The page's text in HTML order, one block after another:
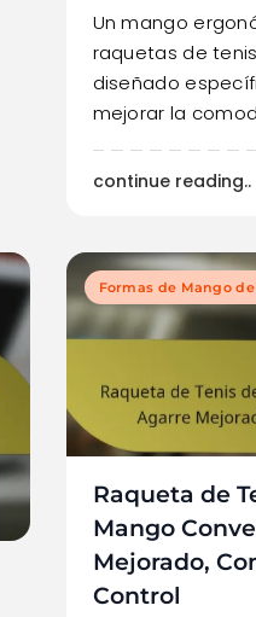
Un mango
raquetas de
diseñado
mejorar la
continue reading..
Formas de Mango
Raqueta de
Mango
Mejorado,
Control